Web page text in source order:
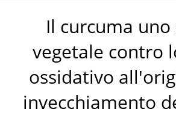
Il curcuma uno
vegetale contro
ossidativo
invecchiamento